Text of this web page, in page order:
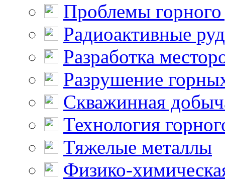
Проблемы горного
Радиоактивные
Разработка
Разрушение
Скважинная
Технология
Тяжелые металлы
Физико-